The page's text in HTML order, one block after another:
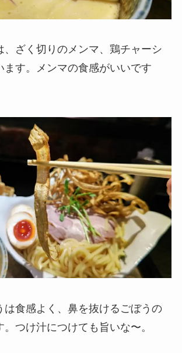
、ざく切りのメンマ、鶏チャーシ
ます。メンマの食感がいいです
は食感よく、鼻を抜けるごぼうの
つけ汁につけても旨いな〜。